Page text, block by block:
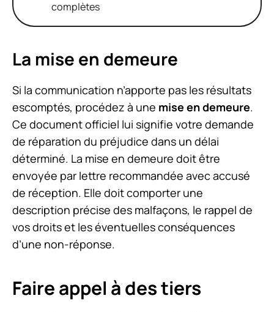
complètes
La mise en demeure
Si la communication n’apporte pas les résultats
escomptés, procédez à une mise en demeure.
Ce document officiel lui signifie votre demande
de réparation du préjudice dans un délai
déterminé. La mise en demeure doit être
envoyée par lettre recommandée avec accusé
de réception. Elle doit comporter une
description précise des malfaçons, le rappel de
vos droits et les éventuelles conséquences
d’une non-réponse.
Faire appel à des tiers